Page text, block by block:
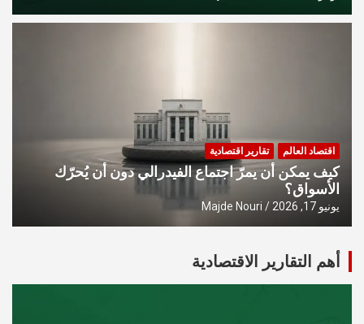
اقتصاد العالم تقارير اقتصادية
كيف يمكن أن يمرّ اجتماع الفيدرالي دون أن يُحرّك
الأسواق؟
يونيو 17, 2026 Majde Nouri
أهم التقارير الاقتصادية